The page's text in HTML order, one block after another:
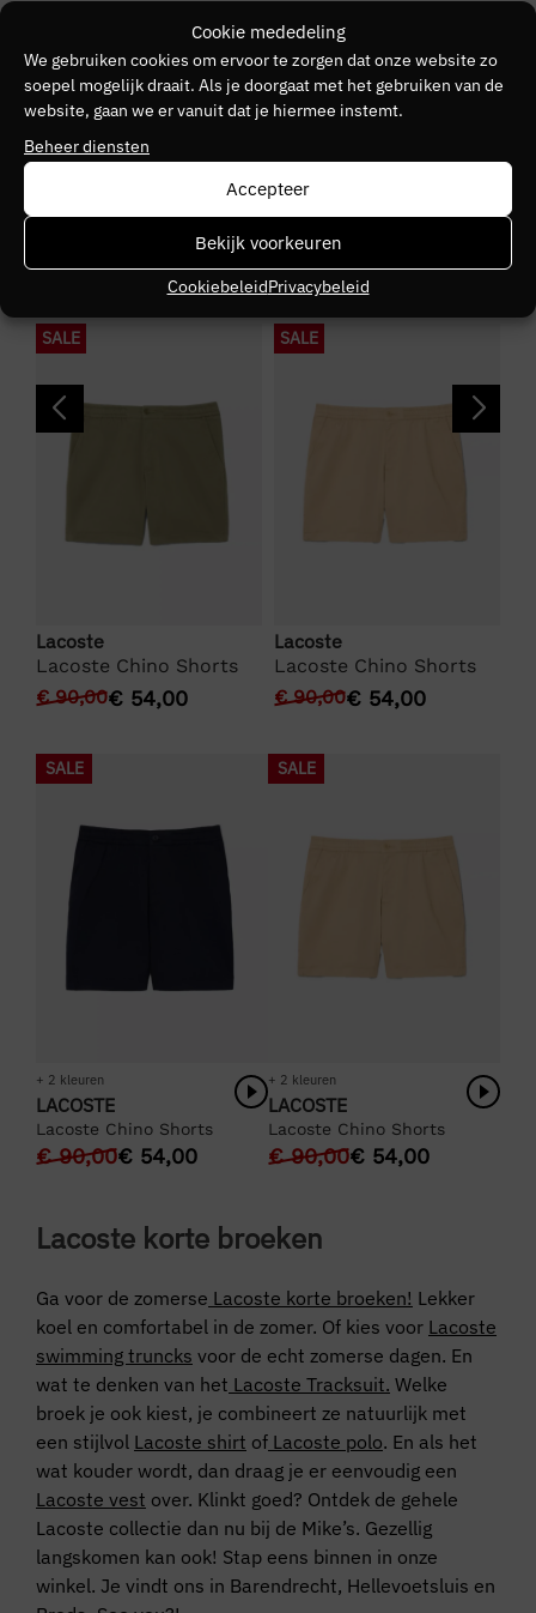
Cookie mededeling
We gebruiken cookies om ervoor te zorgen dat onze website zo
soepel mogelijk draait. Als je doorgaat met het gebruiken van de
website, gaan we er vanuit dat je hiermee instemt.
Beheer diensten
Accepteer
Bekijk voorkeuren
CookiebeleidPrivacybeleid
LACOSTE KORTE
BROEKEN
SALE
Lacoste
Lacoste Chino Shorts
€90,00€ 54,00
SALE
Lacoste
Lacoste Chino Shorts
€90,00€ 54,00
SALE
+ 2 kleuren
LACOSTE
Lacoste Chino Shorts
€90,00€ 54,00
SALE
+ 2 kleuren
LACOSTE
Lacoste Chino Shorts
€90,00€ 54,00
Lacoste korte broeken
Ga voor de zomerse Lacoste korte broeken! Lekker
koel en comfortabel in de zomer. Of kies voor Lacoste
swimming truncks voor de echt zomerse dagen. En
wat te denken van het Lacoste Tracksuit. Welke
broek je ook kiest, je combineert ze natuurlijk met
een stijlvol Lacoste shirt of Lacoste polo. En als het
wat kouder wordt, dan draag je er eenvoudig een
Lacoste vest over. Klinkt goed? Ontdek de gehele
Lacoste collectie dan nu bij de Mike’s. Gezellig
langskomen kan ook! Stap eens binnen in onze
winkel. Je vindt ons in Barendrecht, Hellevoetsluis en